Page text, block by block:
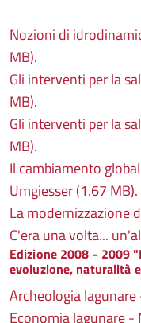
Nozioni di
MB).
Gli interventi per la
MB).
Gli interventi per la
MB).
Il cambiamento
Umgiesser (1.67 MB).
La modernizzazione
C'era una volta...
Edizione 2008 - 2009
evoluzione, naturalità
Archeologia
Economia lagunare -